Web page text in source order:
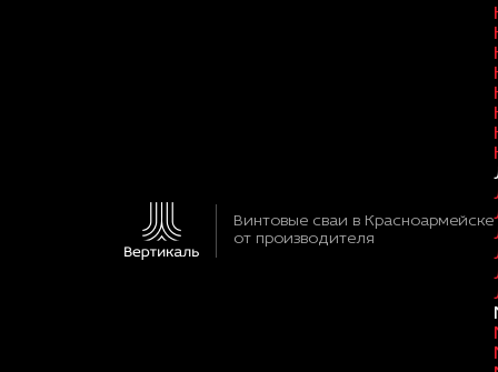
Винтовые сваи в Красноармейске
от производителя